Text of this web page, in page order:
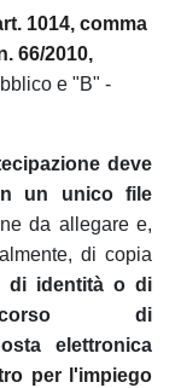
1014, comma
66/2010,
e "B" -
deve
un unico file
da allegare e,
di copia
di identità o di
di
elettronica
per l'impiego